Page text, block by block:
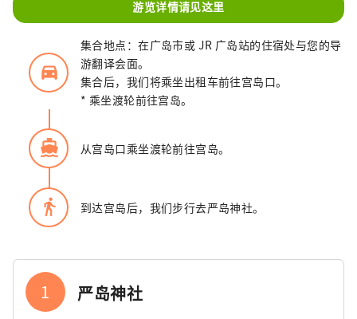
游览详情请见这里
directions_car_filled
集合地点：在广岛市或 JR 广岛站的住宿处与您的导
游翻译会面。
集合后，我们将乘坐出租车前往宫岛口。
* 乘坐渡轮前往宫岛。
directions_boat 从宫岛口乘坐渡轮前往宫岛。
directions_walk 到达宫岛后，我们步行去严岛神社。
1 严岛神社